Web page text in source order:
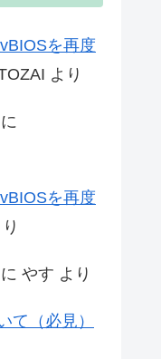
を再度
より
に
を再度
に やす より
て（必見）